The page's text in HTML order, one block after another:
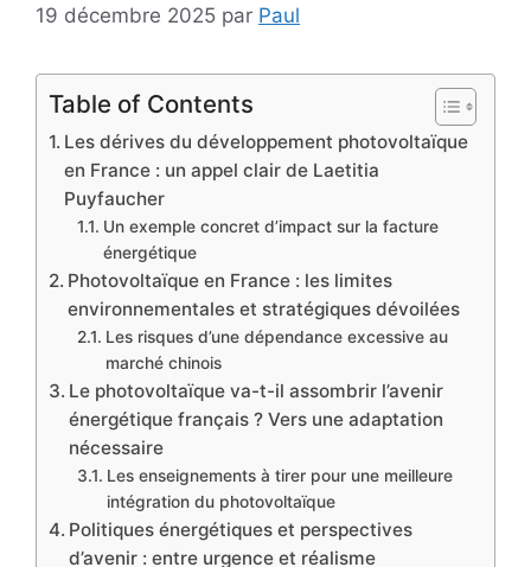
19 décembre 2025 par Paul
Table of Contents
Les dérives du développement photovoltaïque
en France : un appel clair de Laetitia
Puyfaucher
Un exemple concret d’impact sur la facture
énergétique
Photovoltaïque en France : les limites
environnementales et stratégiques dévoilées
Les risques d’une dépendance excessive au
marché chinois
Le photovoltaïque va-t-il assombrir l’avenir
énergétique français ? Vers une adaptation
nécessaire
Les enseignements à tirer pour une meilleure
intégration du photovoltaïque
Politiques énergétiques et perspectives
d’avenir : entre urgence et réalisme